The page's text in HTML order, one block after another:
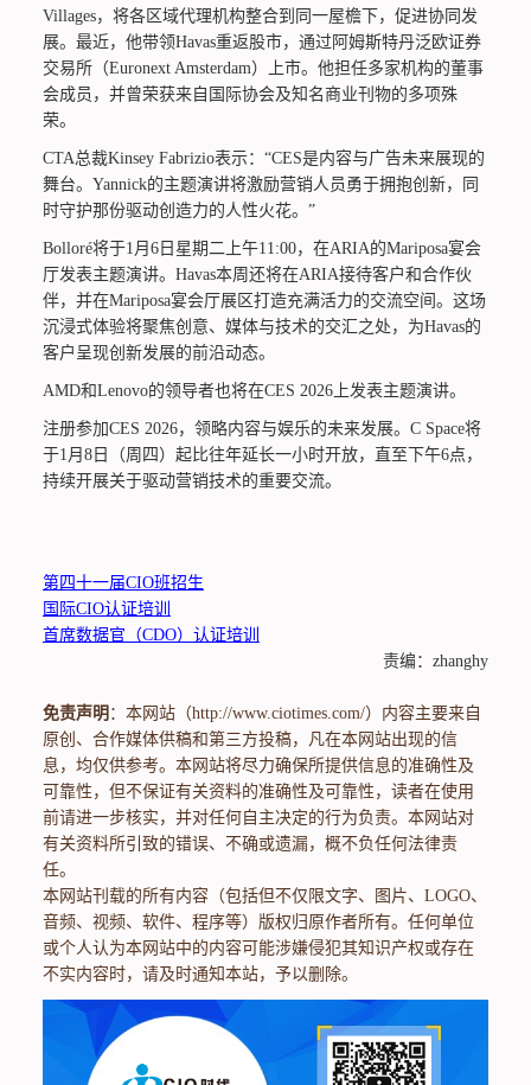
Villages，将各区域代理机构整合到同一屋檐下，促进协同发
展。最近，他带领Havas重返股市，通过阿姆斯特丹泛欧证券
交易所（Euronext Amsterdam）上市。他担任多家机构的董事
会成员，并曾荣获来自国际协会及知名商业刊物的多项殊
荣。
CTA总裁Kinsey Fabrizio表示：“CES是内容与广告未来展现的
舞台。Yannick的主题演讲将激励营销人员勇于拥抱创新，同
时守护那份驱动创造力的人性火花。”
Bolloré将于1月6日星期二上午11:00，在ARIA的Mariposa宴会
厅发表主题演讲。Havas本周还将在ARIA接待客户和合作伙
伴，并在Mariposa宴会厅展区打造充满活力的交流空间。这场
沉浸式体验将聚焦创意、媒体与技术的交汇之处，为Havas的
客户呈现创新发展的前沿动态。
AMD和Lenovo的领导者也将在CES 2026上发表主题演讲。
注册参加CES 2026，领略内容与娱乐的未来发展。C Space将
于1月8日（周四）起比往年延长一小时开放，直至下午6点，
持续开展关于驱动营销技术的重要交流。
第四十一届CIO班招生
国际CIO认证培训
首席数据官（CDO）认证培训
责编：zhanghy
免责声明 ：本网站（http://www.ciotimes.com/）内容主要来自
原创、合作媒体供稿和第三方投稿，凡在本网站出现的信
息，均仅供参考。本网站将尽力确保所提供信息的准确性及
可靠性，但不保证有关资料的准确性及可靠性，读者在使用
前请进一步核实，并对任何自主决定的行为负责。本网站对
有关资料所引致的错误、不确或遗漏，概不负任何法律责
任。
本网站刊载的所有内容（包括但不仅限文字、图片、LOGO、
音频、视频、软件、程序等）版权归原作者所有。任何单位
或个人认为本网站中的内容可能涉嫌侵犯其知识产权或存在
不实内容时，请及时通知本站，予以删除。